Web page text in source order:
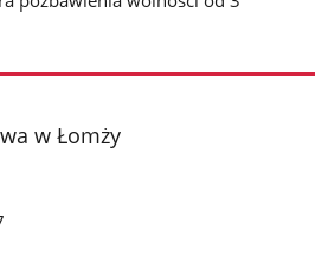
w Łomży